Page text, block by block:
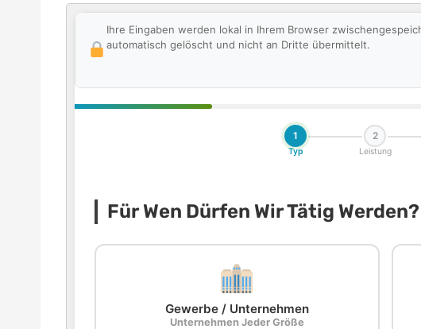
Ihre Eingaben werden lokal in Ihrem Browser
automatisch gelöscht und nicht an Dritte übermittelt.
1
Typ
2
Leistung
Für Wen Dürfen Wir Tätig Werden?
Gewerbe / Unternehmen
Unternehmen Jeder Größe